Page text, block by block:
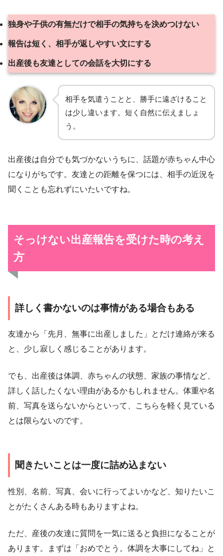
独身や子供の有無だけで相手の気持ちを決めつけない
報告は短く、相手が返しやすい文にする
出産後も友達としての会話を大切にする
相手を気遣うことと、勝手に遠ざけること
は少し違います。短く自然に伝えましょ
う。
出産後は自分でも気づかないうちに、話題が赤ちゃん中心
になりがちです。友達との距離を保つには、相手の近況を
聞くことも忘れずにいたいですね。
そっけない出産報告を受けた時の考え
方
詳しく書かないのは事情がある場合もある
友達から「先月、無事に出産しました」とだけ連絡が来る
と、少し寂しく感じることがあります。
でも、出産後は体調、赤ちゃんの状態、家族の事情など、
詳しく話したくない理由があるかもしれません。体重や名
前、写真を送らないからといって、こちらを軽く見ている
とは限らないのです。
聞きたいことは一度に詰め込まない
性別、名前、写真、会いに行ってよいかなど、知りたいこ
とがたくさんある時もありますよね。
ただ、産後の友達に質問を一気に送ると負担になることが
あります。まずは「おめでとう。体調を大事にしてね」と